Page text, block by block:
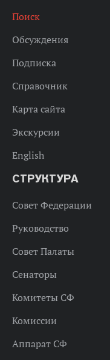
Поиск
Обсуждения
Подписка
Справочник
Карта сайта
Экскурсии
English
СТРУКТУРА
Совет Федерации
Руководство
Совет Палаты
Сенаторы
Комитеты СФ
Комиссии
Аппарат СФ